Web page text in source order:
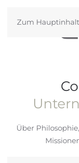
Zum
Über